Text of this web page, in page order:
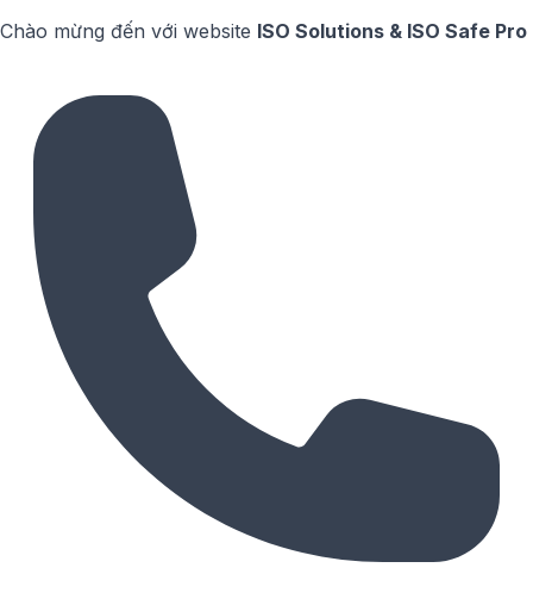
Chào mừng đến với website ISO Solutions & ISO Safe Pro